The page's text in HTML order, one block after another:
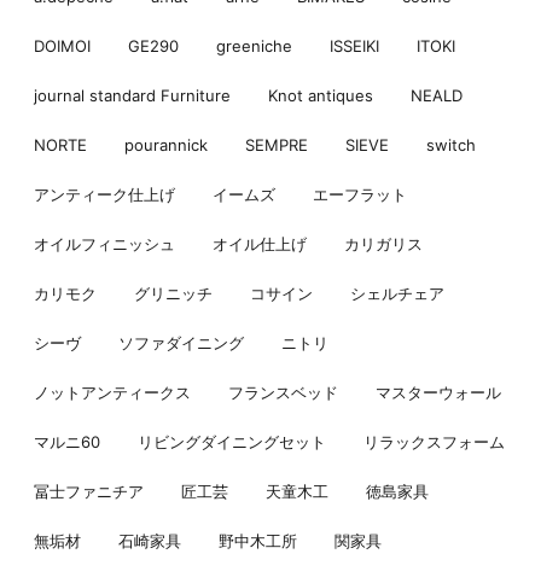
DOIMOI GE290 greeniche ISSEIKI ITOKI
journal standard Furniture Knot antiques NEALD
NORTE pourannick SEMPRE SIEVE switch
アンティーク仕上げ イームズ エーフラット
オイルフィニッシュ オイル仕上げ カリガリス
カリモク グリニッチ コサイン シェルチェア
シーヴ ソファダイニング ニトリ
ノットアンティークス フランスベッド マスターウォール
マルニ60 リビングダイニングセット リラックスフォーム
冨士ファニチア 匠工芸 天童木工 徳島家具
無垢材 石崎家具 野中木工所 関家具